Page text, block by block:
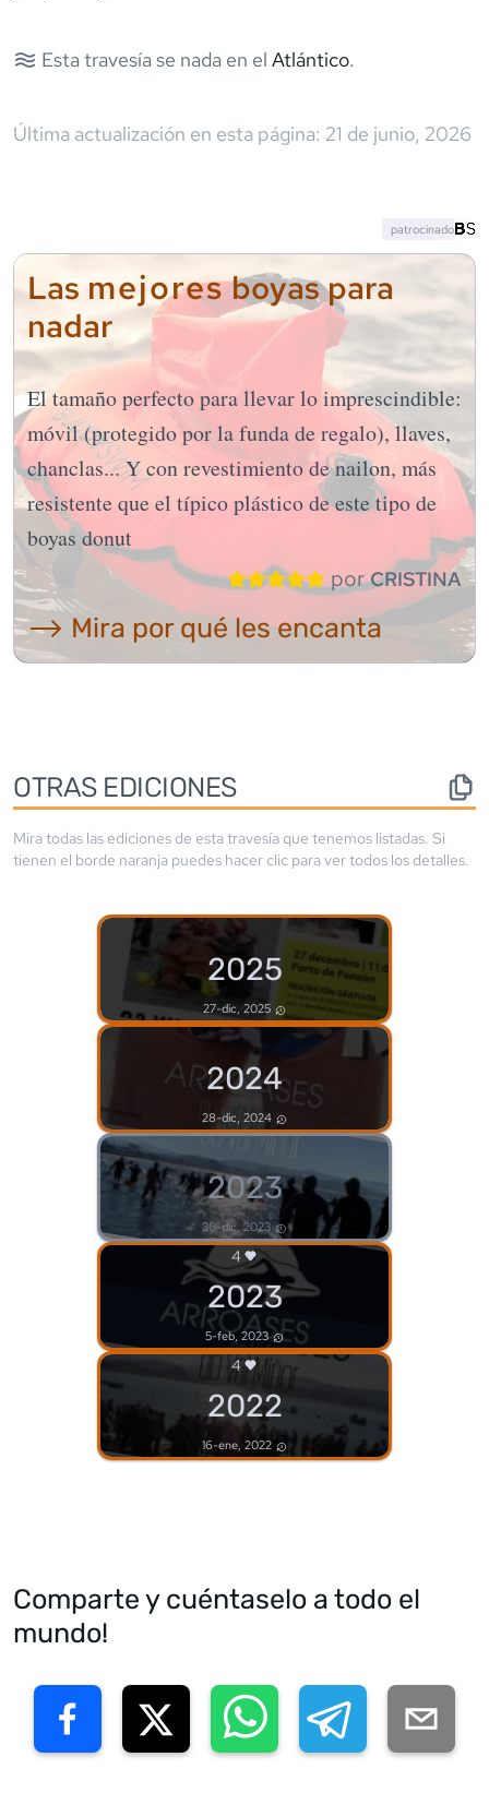
Esta travesía se nada en el Atlántico.
Última actualización en esta página: 21 de junio, 2026
Las mejoresboyas para
nadar
El tamaño perfecto para llevar lo imprescindible:
móvil (protegido por la funda de regalo), llaves,
chanclas... Y con revestimiento de nailon, más
resistente que el típico plástico de este tipo de
boyas donut
porCRISTINA
⟶ Mira por qué les encanta
patrocinado
OTRAS EDICIONES
Mira todas las ediciones de esta travesía que tenemos listadas. Si
tienen el borde naranja puedes hacer clic para ver todos los detalles.
2025
27-dic, 2025
2024
28-dic, 2024
2023
30-dic, 2023
4
2023
5-feb, 2023
4
2022
16-ene, 2022
Comparte y cuéntaselo a todo el
mundo!